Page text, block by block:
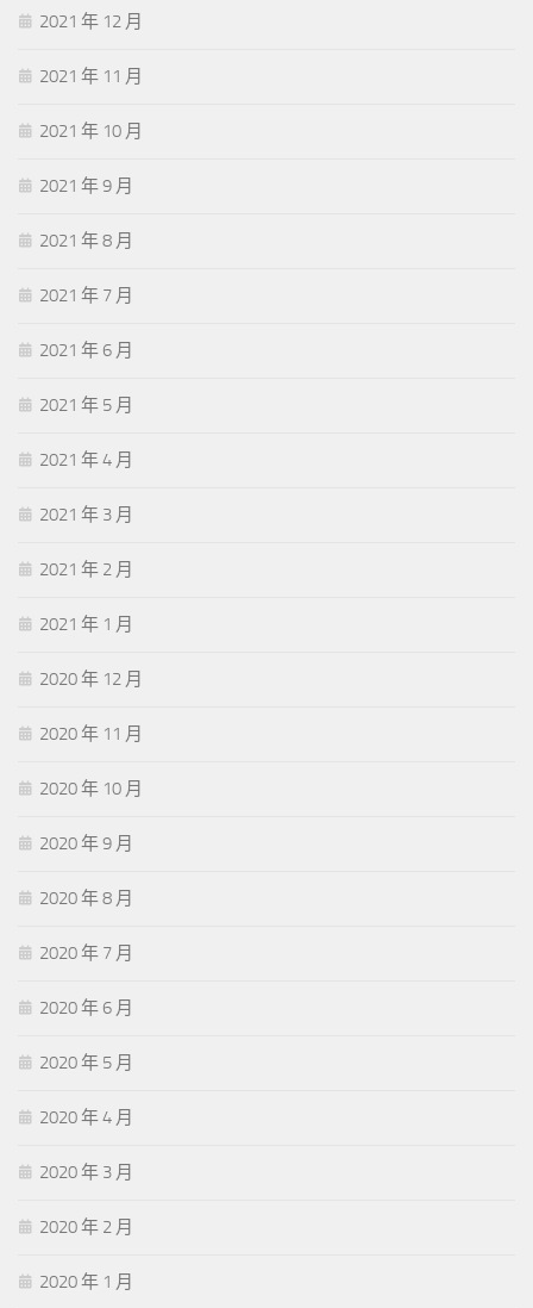
2021 年 12 月
2021 年 11 月
2021 年 10 月
2021 年 9 月
2021 年 8 月
2021 年 7 月
2021 年 6 月
2021 年 5 月
2021 年 4 月
2021 年 3 月
2021 年 2 月
2021 年 1 月
2020 年 12 月
2020 年 11 月
2020 年 10 月
2020 年 9 月
2020 年 8 月
2020 年 7 月
2020 年 6 月
2020 年 5 月
2020 年 4 月
2020 年 3 月
2020 年 2 月
2020 年 1 月